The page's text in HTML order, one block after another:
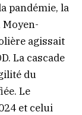
pandémie, la
agissait
La cascade
du
Le
et celui